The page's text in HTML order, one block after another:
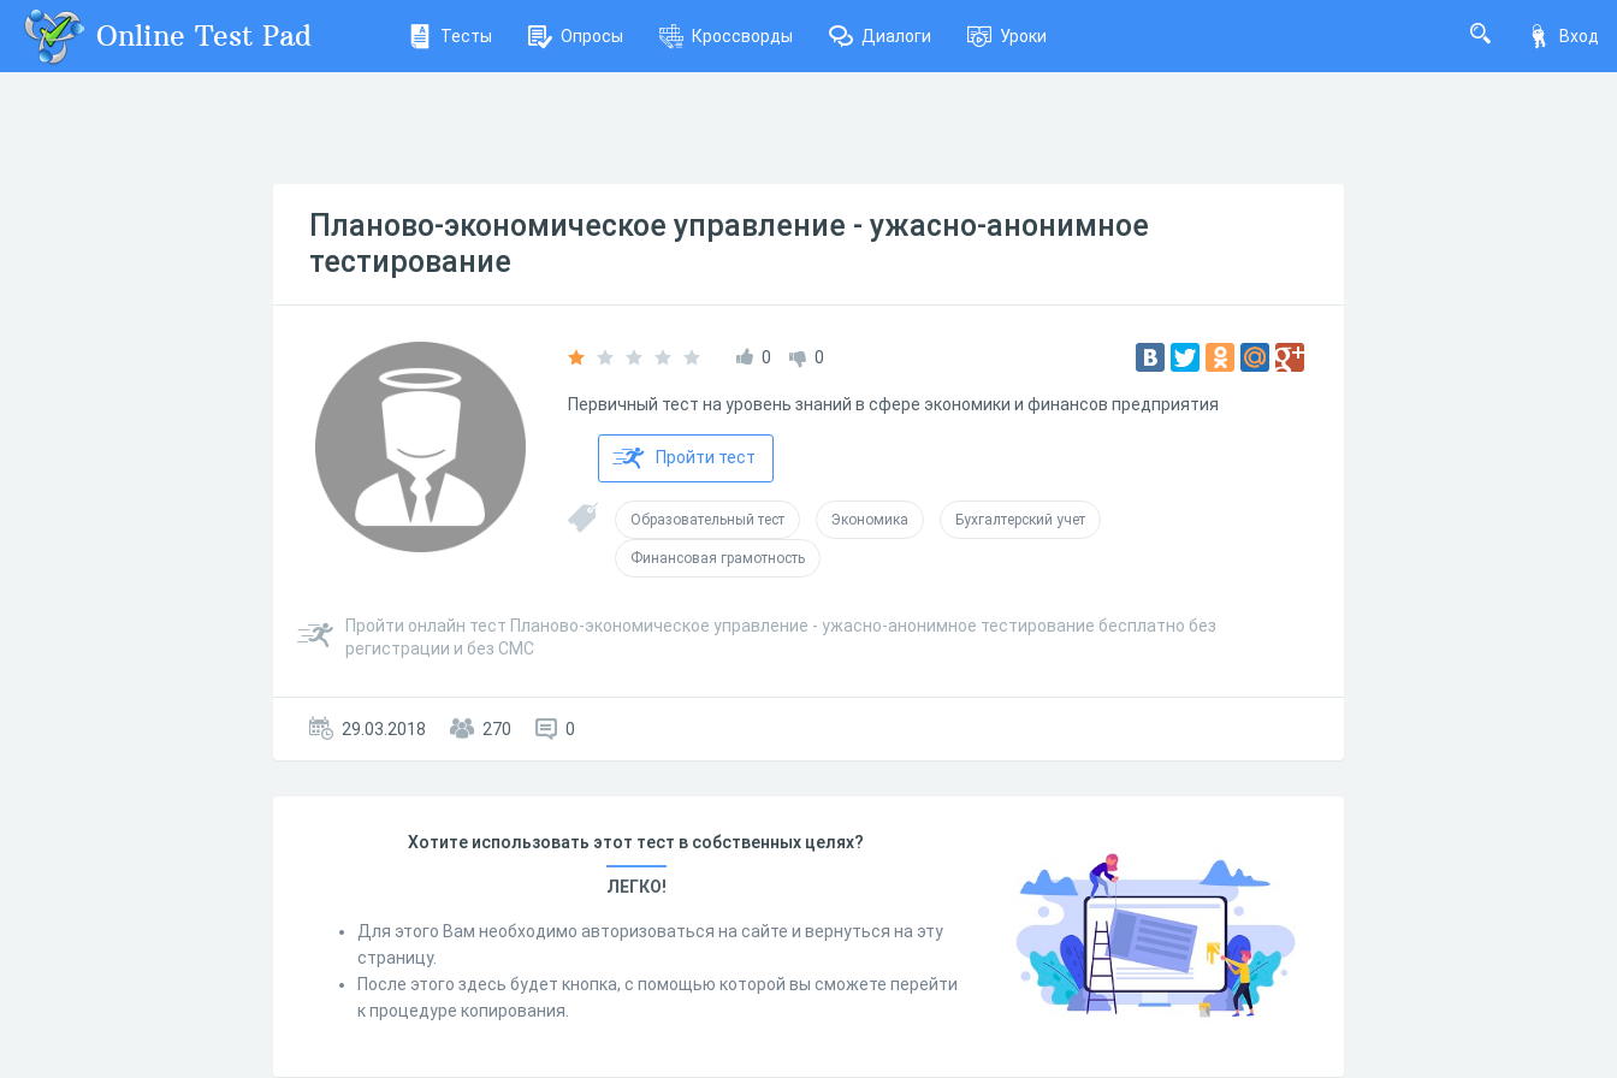
Вход
Online Test Pad Тесты Опросы Кроссворды Диалоги Уроки
Планово-экономическое управление - ужасно-анонимное
тестирование
0 0
Первичный тест на уровень знаний в сфере экономики и финансов предприятия
Пройти тест
Образовательный тест Экономика Бухгалтерский учет
Финансовая грамотность
Пройти онлайн тест Планово-экономическое управление - ужасно-анонимное тестирование бесплатно без
регистрации и без СМС
29.03.2018 270 0
Хотите использовать этот тест в собственных целях?
ЛЕГКО!
Для этого Вам необходимо авторизоваться на сайте и вернуться на эту
страницу.
После этого здесь будет кнопка, с помощью которой вы сможете перейти
к процедуре копирования.